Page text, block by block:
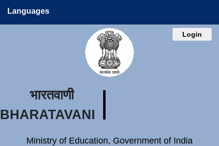
Languages
Login
भारतवाणी
BHARATAVANI
Ministry of Education, Government of India